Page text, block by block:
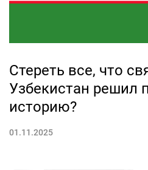
Стереть все, что
Узбекистан решил
историю?
01.11.2025